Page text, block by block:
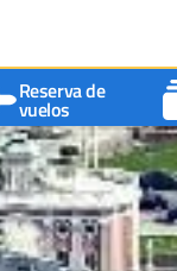
Reserva de
vuelos